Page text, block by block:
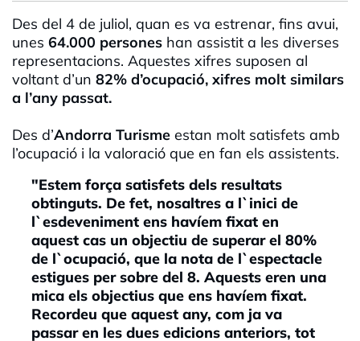
Des del 4 de juliol, quan es va estrenar, fins avui,
unes 64.000 persones han assistit a les diverses
representacions. Aquestes xifres suposen al
voltant d’un 82% d’ocupació, xifres molt similars
a l’any passat.
Des d’Andorra Turisme estan molt satisfets amb
l’ocupació i la valoració que en fan els assistents.
"Estem força satisfets dels resultats
obtinguts. De fet, nosaltres a l`inici de
l`esdeveniment ens havíem fixat en
aquest cas un objectiu de superar el 80%
de l`ocupació, que la nota de l`espectacle
estigues per sobre del 8. Aquests eren una
mica els objectius que ens havíem fixat.
Recordeu que aquest any, com ja va
passar en les dues edicions anteriors, tot